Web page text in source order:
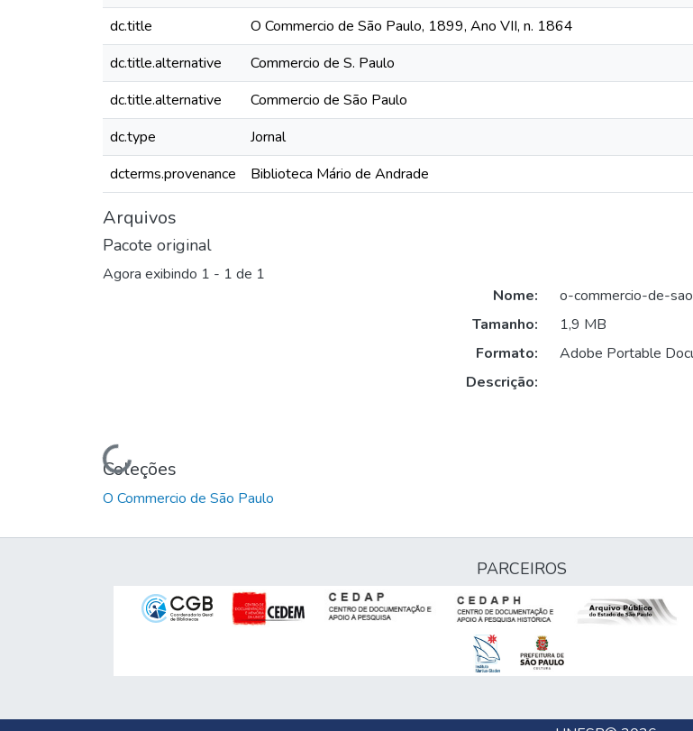
dc.title
O Commercio de São Paulo, 1899, Ano VII, n. 1864
dc.title.alternative
Commercio de S. Paulo
dc.title.alternative
Commercio de São Paulo
dc.type
Jornal
dcterms.provenance
Biblioteca Mário de Andrade
Arquivos
Pacote original
Agora exibindo 1 - 1 de 1
Carregando...
Nome:
o-commercio-de-
Tamanho:
1,9 MB
Formato:
Adobe Portable
Descrição:
Coleções
O Commercio de São Paulo
PARCEIROS